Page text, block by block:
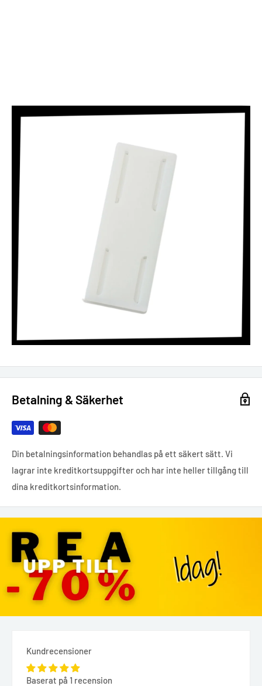
Betalning & Säkerhet
Din betalningsinformation behandlas på ett säkert sätt. Vi
lagrar inte kreditkortsuppgifter och har inte heller tillgång till
dina kreditkortsinformation.
Kundrecensioner
Baserat på 1 recension